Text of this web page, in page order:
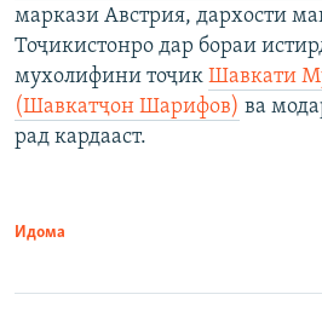
маркази Австрия, дархости
Тоҷикистонро дар бораи
мухолифини тоҷик Шавкати
(Шавкатҷон Шарифов) ва
рад кардааст.
Идома